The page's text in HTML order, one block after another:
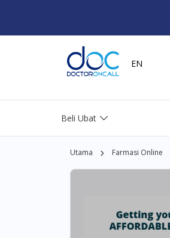
EN
Beli Ubat
Utama Farmasi Online